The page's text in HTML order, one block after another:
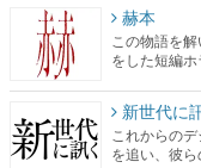
赫本
この物語を
をした短編ホ
新世代に
これからの
を追い、彼ら